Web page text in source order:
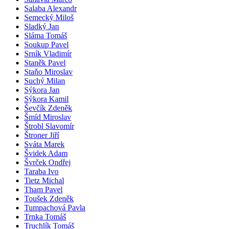
Salaba Alexandr
Semecký Miloš
Sladký Jan
Sláma Tomáš
Soukup Pavel
Srník Vladimír
Staněk Pavel
Staňo Miroslav
Suchý Milan
Sýkora Jan
Sýkora Kamil
Ševčík Zdeněk
Šmíd Miroslav
Štrobl Slavomír
Štroner Jiří
Sváta Marek
Švidek Adam
Švrček Ondřej
Taraba Ivo
Tietz Michal
Tham Pavel
Toušek Zdeněk
Tumpachová Pavla
Trnka Tomáš
Truchlík Tomáš